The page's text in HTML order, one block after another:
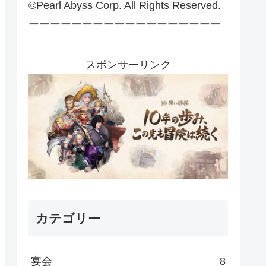
©Pearl Abyss Corp. All Rights Reserved.
ーーーーーーーーーーーーーーーーーー
スポンサーリンク
カテゴリー
宴会 8